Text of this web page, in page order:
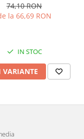
cubic zirconia,
transparenta,
Sonis Silver
74,10 RON
la 66,69 RON
IN STOC
VARIANTE